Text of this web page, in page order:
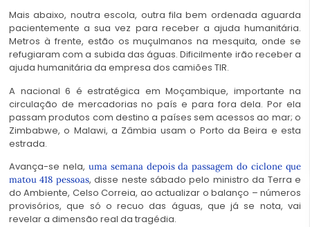
Mais abaixo, noutra escola, outra fila bem ordenada aguarda
pacientemente a sua vez para receber a ajuda humanitária.
Metros à frente, estão os muçulmanos na mesquita, onde se
refugiaram com a subida das águas. Dificilmente irão receber a
ajuda humanitária da empresa dos camiões TIR.
A nacional 6 é estratégica em Moçambique, importante na
circulação de mercadorias no país e para fora dela. Por ela
passam produtos com destino a países sem acessos ao mar; o
Zimbabwe, o Malawi, a Zâmbia usam o Porto da Beira e esta
estrada.
Avança-se nela, uma semana depois da passagem do ciclone que
matou 418 pessoas, disse neste sábado pelo ministro da Terra e
do Ambiente, Celso Correia, ao actualizar o balanço – números
provisórios, que só o recuo das águas, que já se nota, vai
revelar a dimensão real da tragédia.